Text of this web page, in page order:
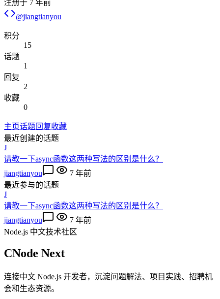
注册于 7 年前
@jiangtianyou
积分
15
话题
1
回复
2
收藏
0
主页话题回复收藏
最近创建的话题
J
请教一下async函数这两种写法的区别是什么？
jiangtianyou
7 年前
最近参与的话题
J
请教一下async函数这两种写法的区别是什么？
jiangtianyou
7 年前
Node.js 中文技术社区
CNode Next
连接中文 Node.js 开发者，沉淀问题解法、项目实践、招聘机
会和生态资源。